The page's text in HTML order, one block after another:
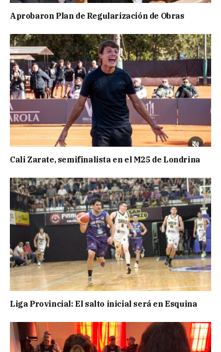
Aprobaron Plan de Regularización de Obras
Cali Zarate, semifinalista en el M25 de Londrina
Liga Provincial: El salto inicial será en Esquina